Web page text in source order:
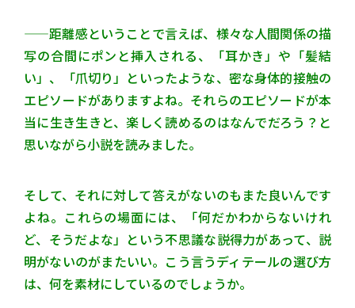
——距離感ということで言えば、様々な人間関係の描
写の合間にポンと挿入される、「耳かき」や「髪結
い」、「爪切り」といったような、密な身体的接触の
エピソードがありますよね。 それらのエピソードが本
当に生き生きと、楽しく読めるのはなんでだろう？と
思いながら小説を読みました。
そして、それに対して答えがないのもまた良いんです
よね。これらの場面には、「何だかわからないけれ
ど、そうだよな」という不思議な説得力があって、説
明がないのがまたいい。こう言うディテールの選び方
は、何を素材にしているのでしょうか。